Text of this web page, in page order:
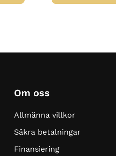
Om oss
Allmänna villkor
Säkra betalningar
Finansiering